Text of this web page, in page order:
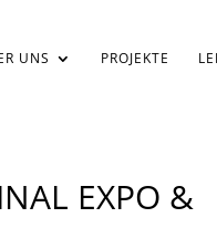
UNS PROJEKTE
EXPO &